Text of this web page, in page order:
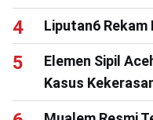
Liputan6 Rekam
Elemen Sipil
Kasus